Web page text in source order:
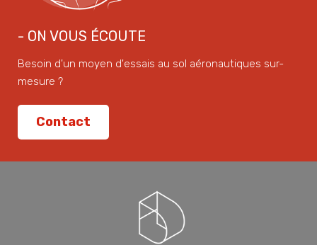
- ON VOUS ÉCOUTE
Besoin d'un moyen d'essais au sol aéronautiques sur-
mesure ?
Contact